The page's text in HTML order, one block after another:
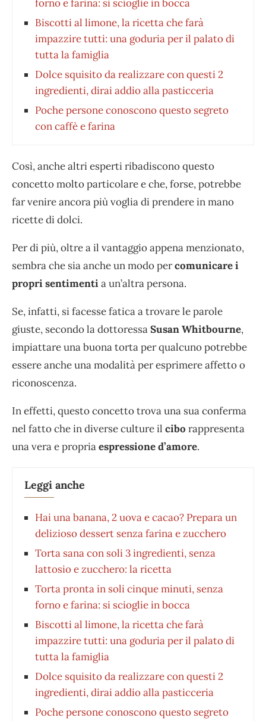
forno e farina: si scioglie in bocca
Biscotti al limone, la ricetta che farà
impazzire tutti: una goduria per il palato di
tutta la famiglia
Dolce squisito da realizzare con questi 2
ingredienti, dirai addio alla pasticceria
Poche persone conoscono questo segreto
con caffè e farina
Così, anche altri esperti ribadiscono questo
concetto molto particolare e che, forse, potrebbe
far venire ancora più voglia di prendere in mano
ricette di dolci.
Per di più, oltre a il vantaggio appena menzionato,
sembra che sia anche un modo percomunicare i
propri sentimentia un’altra persona.
Se, infatti, si facesse fatica a trovare le parole
giuste, secondo la dottoressaSusan Whitbourne,
impiattare una buona torta per qualcuno potrebbe
essere anche una modalità per esprimere affetto o
riconoscenza.
In effetti, questo concetto trova una sua conferma
nel fatto che in diverse culture il cibo rappresenta
una vera e propriaespressione d’amore.
Leggi anche
Hai una banana, 2 uova e cacao? Prepara un
delizioso dessert senza farina e zucchero
Torta sana con soli 3 ingredienti, senza
lattosio e zucchero: la ricetta
Torta pronta in soli cinque minuti, senza
forno e farina: si scioglie in bocca
Biscotti al limone, la ricetta che farà
impazzire tutti: una goduria per il palato di
tutta la famiglia
Dolce squisito da realizzare con questi 2
ingredienti, dirai addio alla pasticceria
Poche persone conoscono questo segreto